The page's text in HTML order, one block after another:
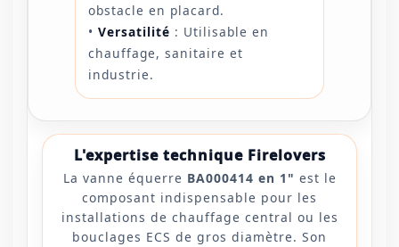
obstacle en placard.
• Versatilité : Utilisable en
chauffage, sanitaire et
industrie.
L'expertise technique Firelovers
La vanne équerre BA000414 en 1" est le
composant indispensable pour les
installations de chauffage central ou les
bouclages ECS de gros diamètre. Son